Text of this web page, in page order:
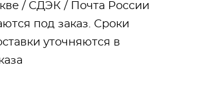
/ СДЭК / Почта России
под заказ. Сроки
уточняются в